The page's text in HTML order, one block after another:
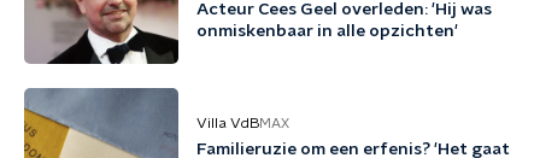
Acteur Cees Geel overleden: 'Hij was
onmiskenbaar in alle opzichten'
Villa VdBMAX
Familieruzie om een erfenis? 'Het gaat